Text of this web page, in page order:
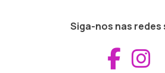
Siga-nos nas redes